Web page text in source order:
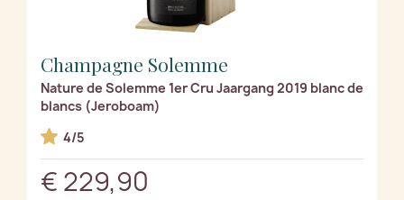
Champagne Solemme
Nature de Solemme 1er Cru Jaargang 2019 blanc de
blancs (Jeroboam)
4/5
€ 229,90